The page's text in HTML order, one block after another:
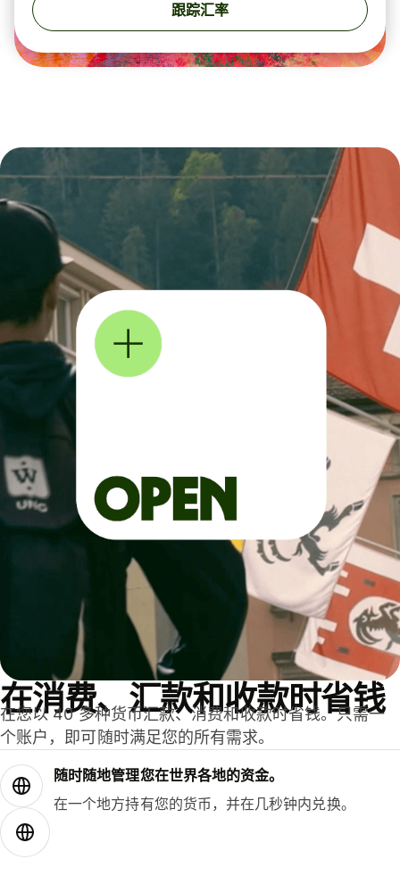
跟踪汇率
在消费、汇款和收款时省钱
在您以 40 多种货币汇款、消费和收款时省钱。只需一
个账户，即可随时满足您的所有需求。
随时随地管理您在世界各地的资金。
在一个地方持有您的货币，并在几秒钟内兑换。